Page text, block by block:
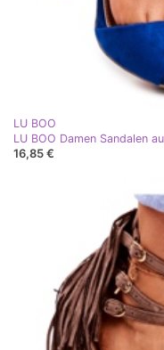
LU BOO
16,85 €